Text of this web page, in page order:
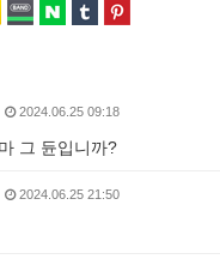
2024.06.25 09:18
그 듄입니까?
2024.06.25 21:50